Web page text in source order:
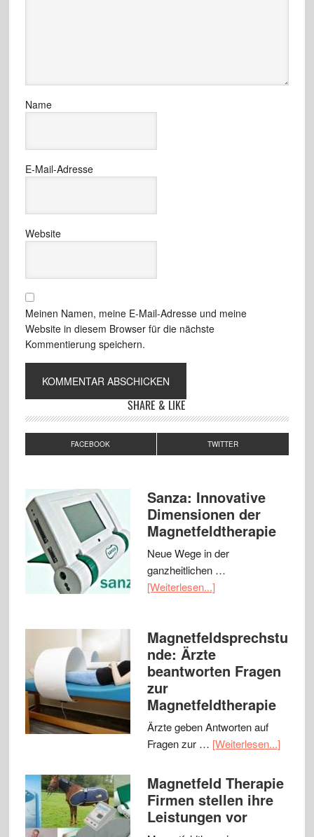
Name
E-Mail-Adresse
Website
Meinen Namen, meine E-Mail-Adresse und meine
Website in diesem Browser für die nächste
Kommentierung speichern.
SHARE & LIKE
FACEBOOK TWITTER
Sanza: Innovative
Dimensionen der
Magnetfeldtherapie
Neue Wege in der
ganzheitlichen …
[Weiterlesen...]
Magnetfeldsprechstu
nde: Ärzte
beantworten Fragen
zur
Magnetfeldtherapie
Ärzte geben Antworten auf
Fragen zur … [Weiterlesen...]
Magnetfeld Therapie
Firmen stellen ihre
Leistungen vor